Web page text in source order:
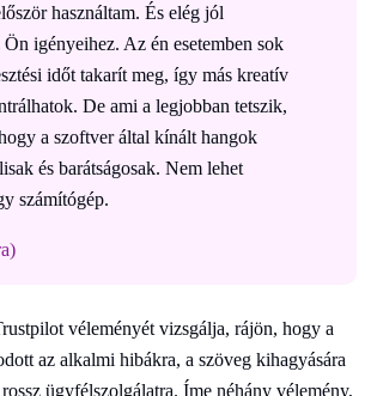
használtam. És elég jól
igényeihez. Az én esetemben sok
időt takarít meg, így más kreatív
De ami a legjobban tetszik,
a szoftver által kínált hangok
és barátságosak. Nem lehet
számítógép.
véleményét vizsgálja, rájön, hogy a
az alkalmi hibákra, a szöveg kihagyására
ügyfélszolgálatra. Íme néhány vélemény,